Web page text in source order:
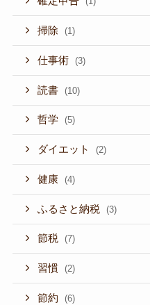
掃除 (1)
仕事術 (3)
読書 (10)
哲学 (5)
ダイエット (2)
健康 (4)
ふるさと納税 (3)
節税 (7)
習慣 (2)
節約 (6)